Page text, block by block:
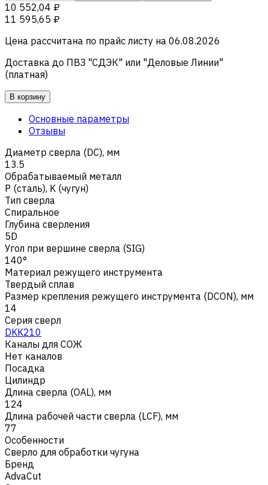
10 552,04 ₽
11 595,65 ₽
Цена рассчитана по прайс листу на 06.08.2026
Доставка до ПВЗ "СДЭК" или "Деловые Линии"
(платная)
В корзину
Основные параметры
Отзывы
Диаметр сверла (DC), мм
13.5
Обрабатываемый металл
Р (сталь), K (чугун)
Тип сверла
Спиральное
Глубина сверления
5D
Угол при вершине сверла (SIG)
140°
Материал режущего инструмента
Твердый сплав
Размер крепления режущего инструмента (DCON), мм
14
Серия сверл
DKK210
Каналы для СОЖ
Нет каналов
Посадка
Цилиндр
Длина сверла (OAL), мм
124
Длина рабочей части сверла (LCF), мм
77
Особенности
Сверло для обработки чугуна
Бренд
AdvaCut